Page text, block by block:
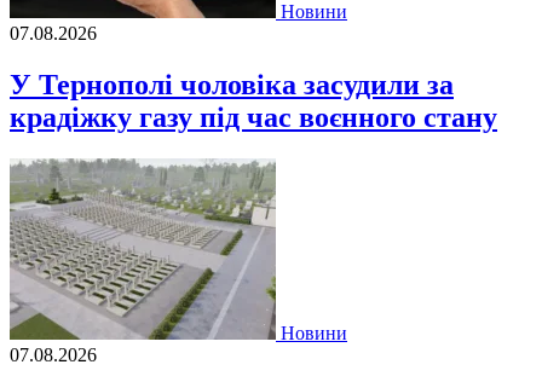
Новини
07.08.2026
У Тернополі чоловіка засудили за
крадіжку газу під час воєнного стану
Новини
07.08.2026